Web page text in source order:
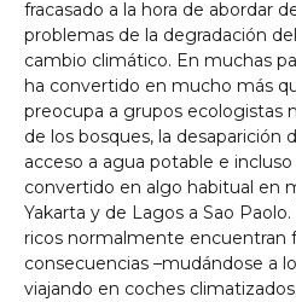
fracasado a la hora de abordar
problemas de la degradación
cambio climático. En muchas
ha convertido en mucho más
preocupa a grupos ecologistas
de los bosques, la desaparición
acceso a agua potable e
convertido en algo habitual en
Yakarta y de Lagos a Sao
ricos normalmente encuentran
consecuencias –mudándose a
viajando en coches